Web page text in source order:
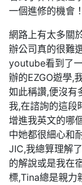
一個進修的機會！
網路上有太多關
辦公司真的很難
youtube看到了
辦的EZGO遊學,
如此稱讚,便沒有
我,在諮詢的這段
增進我英文的哪
中她都很細心和
JIC,我總算理解
的解說或是我在
標,Tina總是親力